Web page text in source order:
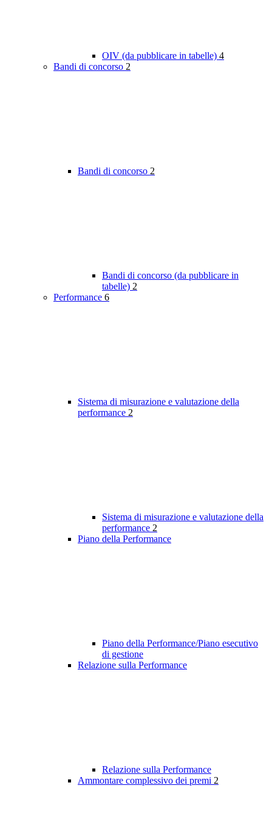
OIV (da pubblicare in tabelle) 4
Bandi di concorso 2
Bandi di concorso 2
Bandi di concorso (da pubblicare in
tabelle) 2
Performance 6
Sistema di misurazione e valutazione della
performance 2
Sistema di misurazione e valutazione della
performance 2
Piano della Performance
Piano della Performance/Piano esecutivo
di gestione
Relazione sulla Performance
Relazione sulla Performance
Ammontare complessivo dei premi 2